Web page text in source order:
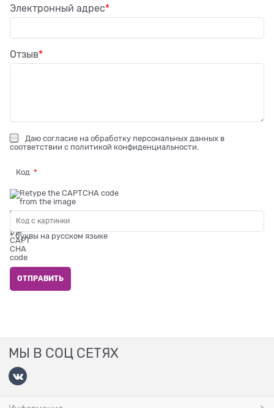
Электронный адрес
Отзыв
Даю согласие на обработку персональных данных в
соответствии с политикой конфиденциальности
Код
* буквы на русском языке
МЫ В СОЦ СЕТЯХ